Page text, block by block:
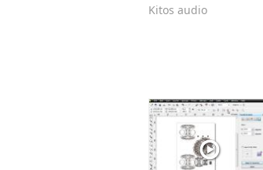
Kitos audio